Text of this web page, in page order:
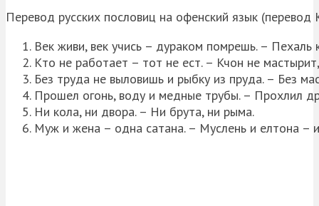
Перевод русских пословиц на офенский язык (перевод
Век живи, век учись – дураком помрешь. – Пехаль
Кто не работает – тот не ест. – Кчон не
Без труда не выловишь и рыбку из пруда. – Без
Прошел огонь, воду и медные трубы. – Прохлил
Ни кола, ни двора. – Ни брута, ни рыма.
Муж и жена – одна сатана. – Муслень и елтона –